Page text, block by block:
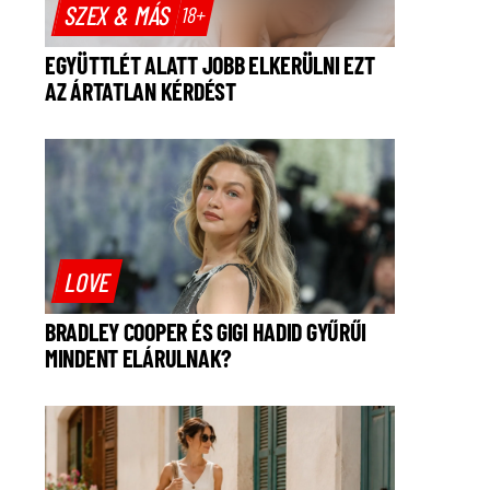
SZEX & MÁS 18+
EGYÜTTLÉT ALATT JOBB ELKERÜLNI EZT
AZ ÁRTATLAN KÉRDÉST
LOVE
BRADLEY COOPER ÉS GIGI HADID GYŰRŰI
MINDENT ELÁRULNAK?